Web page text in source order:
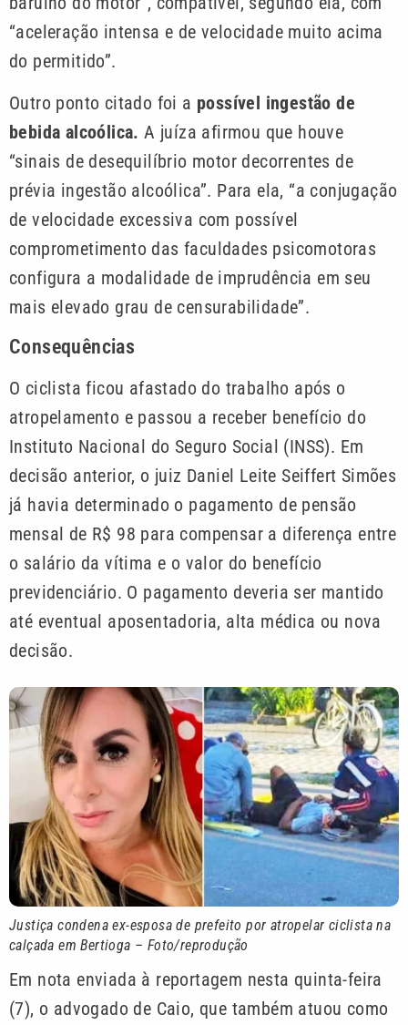
“aceleração intensa e de velocidade muito acima
do permitido”.
Outro ponto citado foi a possível ingestão de
bebida alcoólica. A juíza afirmou que houve
“sinais de desequilíbrio motor decorrentes de
prévia ingestão alcoólica”. Para ela, “a conjugação
de velocidade excessiva com possível
comprometimento das faculdades psicomotoras
configura a modalidade de imprudência em seu
mais elevado grau de censurabilidade”.
Consequências
O ciclista ficou afastado do trabalho após o
atropelamento e passou a receber benefício do
Instituto Nacional do Seguro Social (INSS). Em
decisão anterior, o juiz Daniel Leite Seiffert Simões
já havia determinado o pagamento de pensão
mensal de R$ 98 para compensar a diferença entre
o salário da vítima e o valor do benefício
previdenciário. O pagamento deveria ser mantido
até eventual aposentadoria, alta médica ou nova
decisão.
Justiça condena ex-esposa de prefeito por atropelar ciclista na
calçada em Bertioga – Foto/reprodução
Em nota enviada à reportagem nesta quinta-feira
(7), o advogado de Caio, que também atuou como